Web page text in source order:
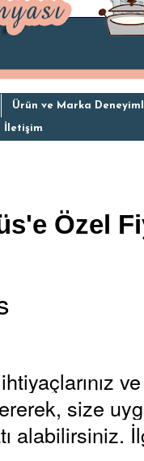
Ürün ve Marka
İletişim
Özel
size
alabilirsiniz.